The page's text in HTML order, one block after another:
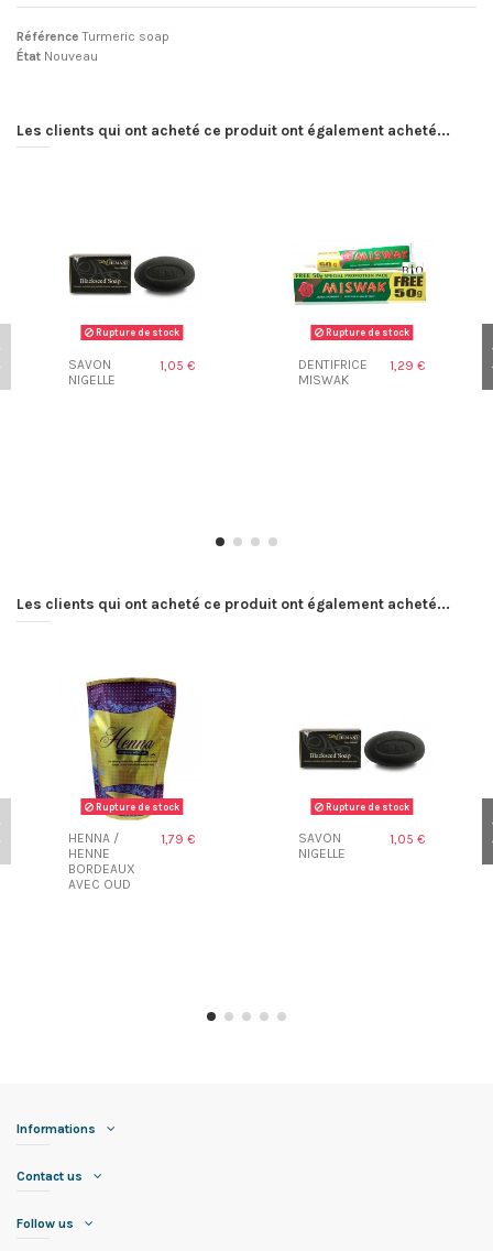
Référence Turmeric soap
État Nouveau
Les clients qui ont acheté ce produit ont également acheté...
Rupture de stock
SAVON
NIGELLE
1,05 €
Rupture de stock
DENTIFRICE
MISWAK
1,29 €
Les clients qui ont acheté ce produit ont également acheté...
Rupture de stock
HENNA /
HENNE
BORDEAUX
AVEC OUD
1,79 €
Rupture de stock
SAVON
NIGELLE
1,05 €
Informations
Contact us
Follow us